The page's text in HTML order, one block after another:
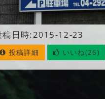
稿日時:2015-12-23
投稿詳細 いいね(26)